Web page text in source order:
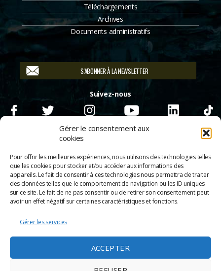
Gérer le consentement aux
cookies
Pour offrir les meilleures expériences, nous utilisons des technologies telles
que les cookies pour stocker et/ou accéder aux informations des
appareils. Le fait de consentir à ces technologies nous permettra de traiter
des données telles que le comportement de navigation ou les ID uniques
sur ce site. Le fait de ne pas consentir ou de retirer son consentement peut
avoir un effet négatif sur certaines caractéristiques et fonctions.
Gérer les services
ACCEPTER
Téléchargements
Archives
Documents administratifs
S'ABONNER À LA NEWSLETTER
Suivez-nous
© 2026Scènes & Cinés